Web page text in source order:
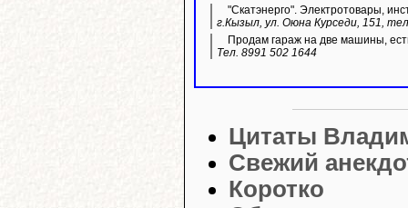
"Скатэнерго". Электротовары,
г.Кызыл, ул. Оюна Курседи, 151,
Продам гараж на две машины,
Тел. 8991 502 1644
Цитаты
Свежий
Коротко